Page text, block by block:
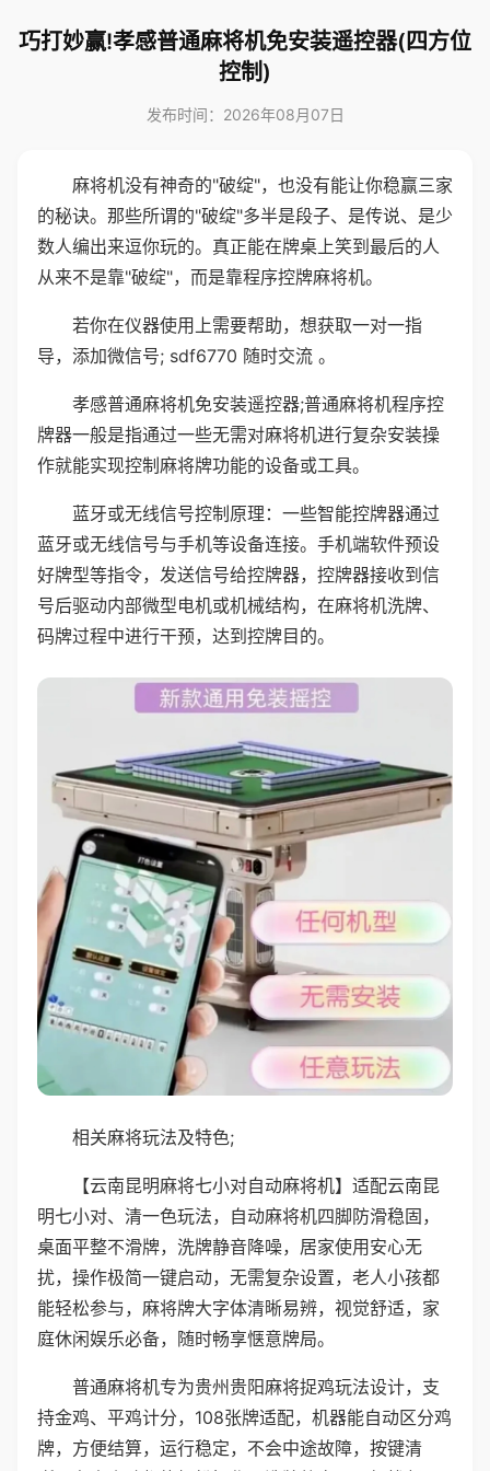
巧打妙赢!孝感普通麻将机免安装遥控器(四方位
控制)
发布时间：2026年08月07日
麻将机没有神奇的"破绽"，也没有能让你稳赢三家
的秘诀。那些所谓的"破绽"多半是段子、是传说、是少
数人编出来逗你玩的。真正能在牌桌上笑到最后的人
从来不是靠"破绽"，而是靠程序控牌麻将机。
若你在仪器使用上需要帮助，想获取一对一指
导，添加微信号; sdf6770 随时交流 。
孝感普通麻将机免安装遥控器;普通麻将机程序控
牌器一般是指通过一些无需对麻将机进行复杂安装操
作就能实现控制麻将牌功能的设备或工具。
蓝牙或无线信号控制原理：一些智能控牌器通过
蓝牙或无线信号与手机等设备连接。手机端软件预设
好牌型等指令，发送信号给控牌器，控牌器接收到信
号后驱动内部微型电机或机械结构，在麻将机洗牌、
码牌过程中进行干预，达到控牌目的。
相关麻将玩法及特色;
【云南昆明麻将七小对自动麻将机】适配云南昆
明七小对、清一色玩法，自动麻将机四脚防滑稳固，
桌面平整不滑牌，洗牌静音降噪，居家使用安心无
扰，操作极简一键启动，无需复杂设置，老人小孩都
能轻松参与，麻将牌大字体清晰易辨，视觉舒适，家
庭休闲娱乐必备，随时畅享惬意牌局。
普通麻将机专为贵州贵阳麻将捉鸡玩法设计，支
持金鸡、平鸡计分，108张牌适配，机器能自动区分鸡
牌，方便结算，运行稳定，不会中途故障，按键清